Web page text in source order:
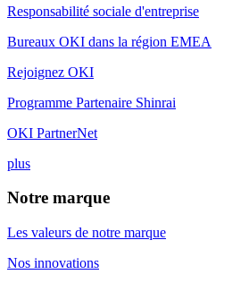
Responsabilité sociale d'entreprise
Bureaux OKI dans la région EMEA
Rejoignez OKI
Programme Partenaire Shinrai
OKI PartnerNet
plus
Notre marque
Les valeurs de notre marque
Nos innovations